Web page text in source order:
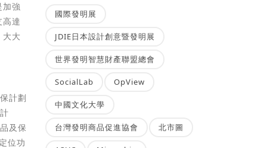
加強
達
大
計劃
及保
位功
國際發明展
JDIE日本設計創意暨發明展
世界發明智慧財產聯盟總會
SocialLab OpView
中國文化大學
台灣發明商品促進協會 北市圖